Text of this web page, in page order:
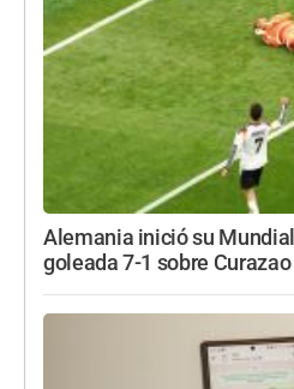
Alemania inició su
goleada 7-1 sobre Curazao